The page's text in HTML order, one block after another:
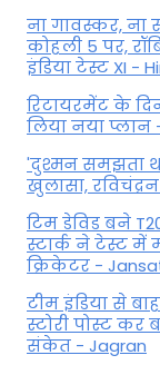
ना गावस्कर, ना
कोहली 5 पर,
इंडिया टेस्ट XI -
रिटायरमेंट के
लिया नया प्लान
'दुश्मन समझता
खुलासा,
टिम डेविड बने
स्टार्क ने टेस्ट में
क्रिकेटर -
टीम इंडिया से
स्टोरी पोस्ट
संकेत - Jagran